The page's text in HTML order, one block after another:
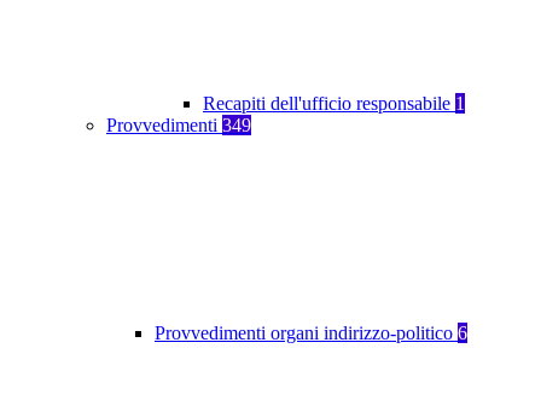
Recapiti dell'ufficio responsabile 1
Provvedimenti 349
Provvedimenti organi indirizzo-politico 6